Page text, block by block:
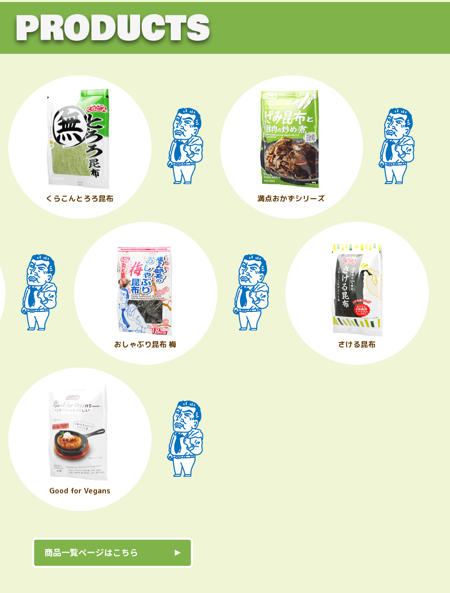
PRODUCTS
くらこんとろろ昆布 満点おかずシリーズ
おしゃぶり昆布 梅 さける昆布
Good for Vegans
商品一覧ページはこちら